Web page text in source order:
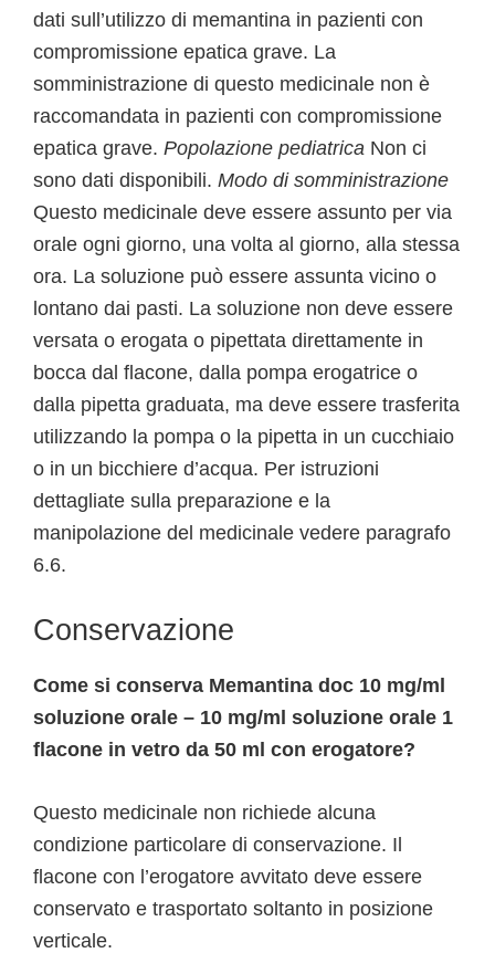
dati sull’utilizzo di memantina in pazienti con
compromissione epatica grave. La
somministrazione di questo medicinale non è
raccomandata in pazienti con compromissione
epatica grave. Popolazione pediatrica Non ci
sono dati disponibili. Modo di somministrazione
Questo medicinale deve essere assunto per via
orale ogni giorno, una volta al giorno, alla stessa
ora. La soluzione può essere assunta vicino o
lontano dai pasti. La soluzione non deve essere
versata o erogata o pipettata direttamente in
bocca dal flacone, dalla pompa erogatrice o
dalla pipetta graduata, ma deve essere trasferita
utilizzando la pompa o la pipetta in un cucchiaio
o in un bicchiere d’acqua. Per istruzioni
dettagliate sulla preparazione e la
manipolazione del medicinale vedere paragrafo
6.6.
Conservazione
Come si conserva Memantina doc 10 mg/ml
soluzione orale – 10 mg/ml soluzione orale 1
flacone in vetro da 50 ml con erogatore?
Questo medicinale non richiede alcuna
condizione particolare di conservazione. Il
flacone con l’erogatore avvitato deve essere
conservato e trasportato soltanto in posizione
verticale.